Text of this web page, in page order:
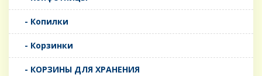
- Копилки
- Корзинки
- КОРЗИНЫ ДЛЯ ХРАНЕНИЯ